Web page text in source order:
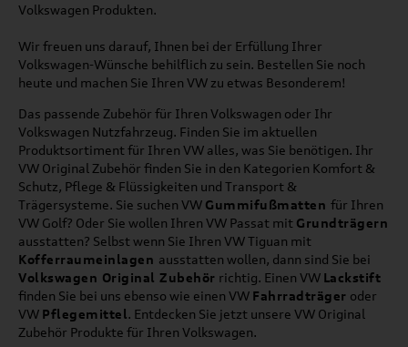
Volkswagen Produkten.
Wir freuen uns darauf, Ihnen bei der Erfüllung Ihrer
Volkswagen-Wünsche behilflich zu sein. Bestellen Sie noch
heute und machen Sie Ihren VW zu etwas Besonderem!
Das passende Zubehör für Ihren Volkswagen oder Ihr
Volkswagen Nutzfahrzeug. Finden Sie im aktuellen
Produktsortiment für Ihren VW alles, was Sie benötigen. Ihr
VW Original Zubehör finden Sie in den Kategorien Komfort &
Schutz, Pflege & Flüssigkeiten und Transport &
Trägersysteme. Sie suchen VW Gummifußmatten für Ihren
VW Golf? Oder Sie wollen Ihren VW Passat mit Grundträgern
ausstatten? Selbst wenn Sie Ihren VW Tiguan mit
Kofferraumeinlagen ausstatten wollen, dann sind Sie bei
Volkswagen Original Zubehör richtig. Einen VW Lackstift
finden Sie bei uns ebenso wie einen VW Fahrradträger oder
VW Pflegemittel. Entdecken Sie jetzt unsere VW Original
Zubehör Produkte für Ihren Volkswagen.